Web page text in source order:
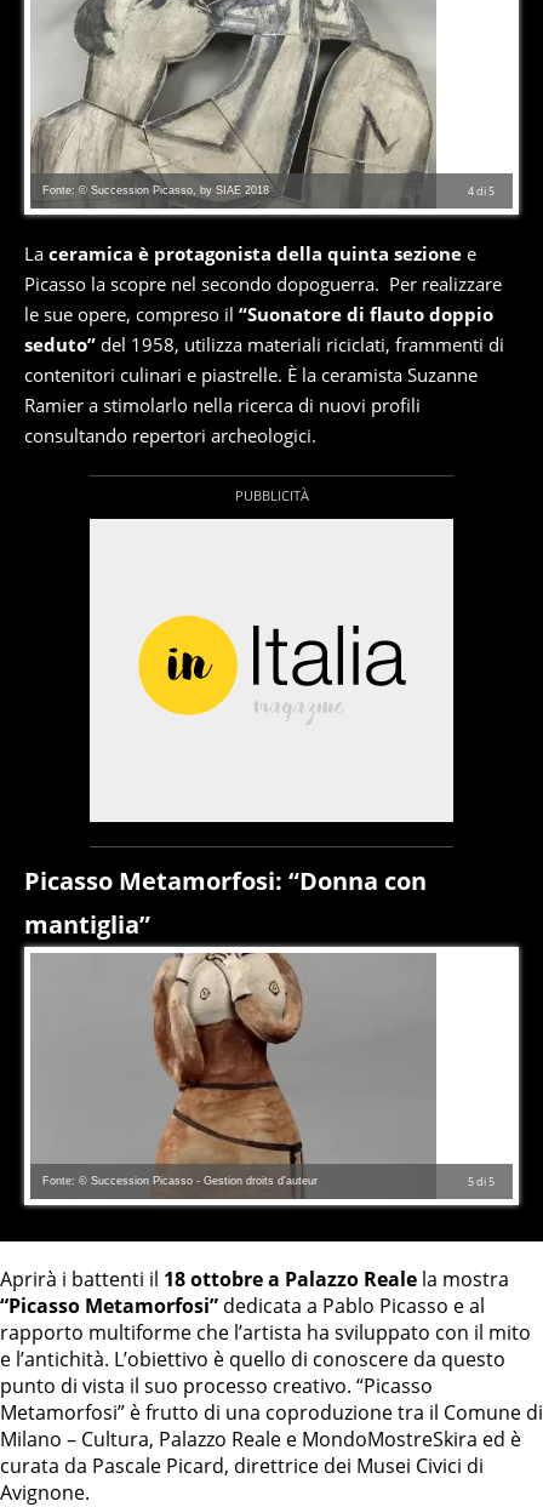
4di5
Fonte: © Succession Picasso, by SIAE 2018
La ceramica è protagonista della quinta sezione e
Picasso la scopre nel secondo dopoguerra. Per realizzare
le sue opere, compreso il “Suonatore di flauto doppio
seduto” del 1958, utilizza materiali riciclati, frammenti di
contenitori culinari e piastrelle. È la ceramista Suzanne
Ramier a stimolarlo nella ricerca di nuovi profili
consultando repertori archeologici.
Picasso Metamorfosi: “Donna con
mantiglia”
5di5
Fonte: © Succession Picasso - Gestion droits d'auteur
Aprirà i battenti il 18 ottobre a Palazzo Reale la mostra
“Picasso Metamorfosi” dedicata a Pablo Picasso e al
rapporto multiforme che l’artista ha sviluppato con il mito
e l’antichità. L’obiettivo è quello di conoscere da questo
punto di vista il suo processo creativo. “Picasso
Metamorfosi” è frutto di una coproduzione tra il Comune di
Milano – Cultura, Palazzo Reale e MondoMostreSkira ed è
curata da Pascale Picard, direttrice dei Musei Civici di
Avignone.